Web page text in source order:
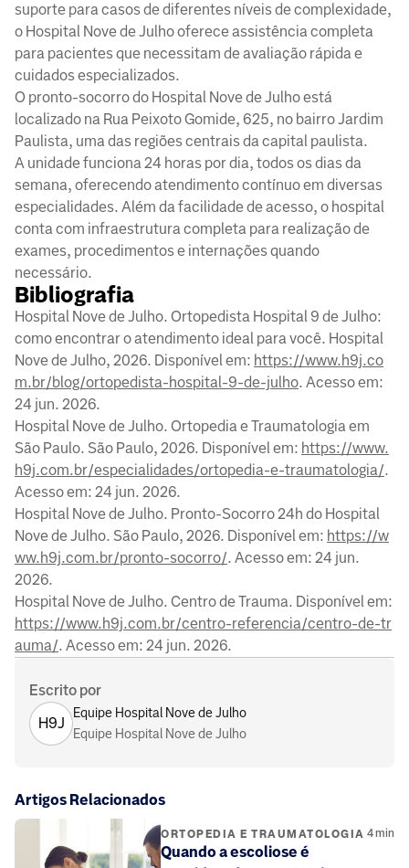
suporte para casos de diferentes níveis de complexidade,
o Hospital Nove de Julho oferece assistência completa
para pacientes que necessitam de avaliação rápida e
cuidados especializados.
O pronto-socorro do Hospital Nove de Julho está
localizado na Rua Peixoto Gomide, 625, no bairro Jardim
Paulista, uma das regiões centrais da capital paulista.
A unidade funciona 24 horas por dia, todos os dias da
semana, oferecendo atendimento contínuo em diversas
especialidades. Além da facilidade de acesso, o hospital
conta com infraestrutura completa para realização de
exames, procedimentos e internações quando
necessário.
Bibliografia
Hospital Nove de Julho. Ortopedista Hospital 9 de Julho:
como encontrar o atendimento ideal para você. Hospital
Nove de Julho, 2026. Disponível em: https://www.h9j.co
m.br/blog/ortopedista-hospital-9-de-julho. Acesso em:
24 jun. 2026.
Hospital Nove de Julho. Ortopedia e Traumatologia em
São Paulo. São Paulo, 2026. Disponível em: https://www.
h9j.com.br/especialidades/ortopedia-e-traumatologia/.
Acesso em: 24 jun. 2026.
Hospital Nove de Julho. Pronto-Socorro 24h do Hospital
Nove de Julho. São Paulo, 2026. Disponível em: https://w
ww.h9j.com.br/pronto-socorro/. Acesso em: 24 jun.
2026.
Hospital Nove de Julho. Centro de Trauma. Disponível em:
https://www.h9j.com.br/centro-referencia/centro-de-tr
auma/. Acesso em: 24 jun. 2026.
Escrito por
H9J
Equipe Hospital Nove de Julho
Equipe Hospital Nove de Julho
Artigos Relacionados
ORTOPEDIA E TRAUMATOLOGIA 4min
Quando a escoliose é